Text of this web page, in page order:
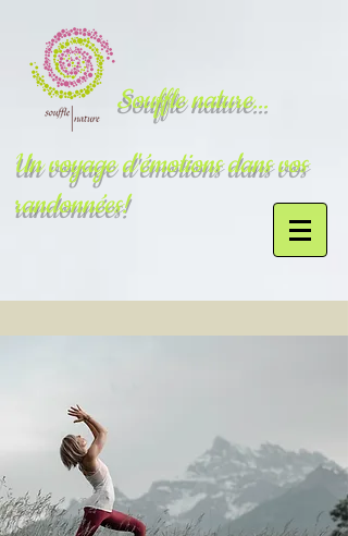
Souffle nature...
Un voyage d'émotions dans vos
randonnées!